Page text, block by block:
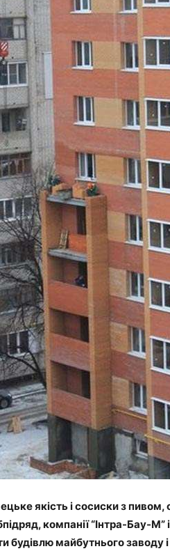
якість і сосиски з
компанії “Інтра-Бау-
будівлю майбутнього заводу